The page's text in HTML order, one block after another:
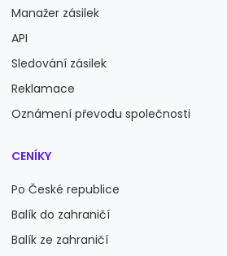
Manažer zásilek
API
Sledování zásilek
Reklamace
Oznámení převodu společnosti
CENÍKY
Po České republice
Balík do zahraničí
Balík ze zahraničí